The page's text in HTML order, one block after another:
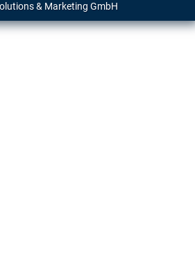
& Marketing GmbH